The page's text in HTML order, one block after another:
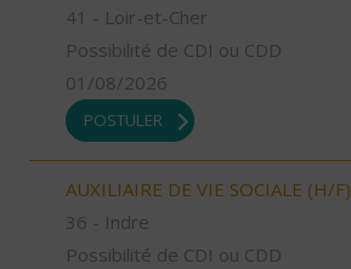
41 - Loir-et-Cher
Possibilité de CDI ou CDD
01/08/2026
POSTULER
AUXILIAIRE DE VIE SOCIALE (H/F)
36 - Indre
Possibilité de CDI ou CDD